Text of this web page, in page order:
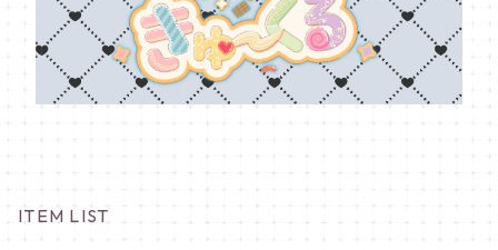
ITEM LIST